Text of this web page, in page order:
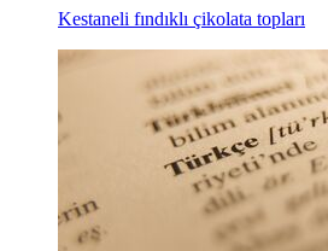
Kestaneli fındıklı çikolata topları